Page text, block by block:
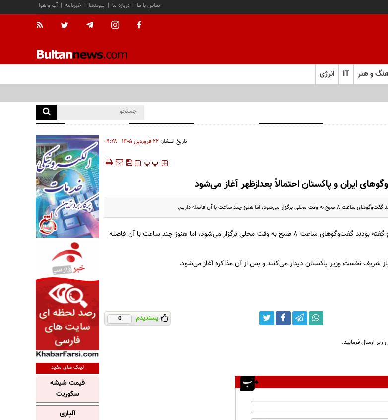
آب و هوا | خبرنامه | پیوندها | درباره ما | تماس با ما
و هنر IT انرژی
تاریخ انتشار: ۲۲ فروردين ۱۴۰۵ - ۰۹:۴۸
‍‍‍ پ پ
ایران و پاکستان احتمالاً بعدازظهر آغاز می‌شود
اما هنوز چند ساعت با آن فاصله داریم.
تسنیم نوشت:علیرغم اینکه برخی منابع گفته بودند گفت‌وگوهای ساعت ۸ صبح به وقت محلی برگزار می‌شود، اما هنوز چند ساعت با آن فاصله
شریف نخست وزیر پاکستان دیدار می‌کنند و پس از آن مذاکره آغاز می‌شود.
پسندیدم 0
ارسال فرمایید.
لینک های مفید
قیمت شیشه
سکوریت
آلپاری